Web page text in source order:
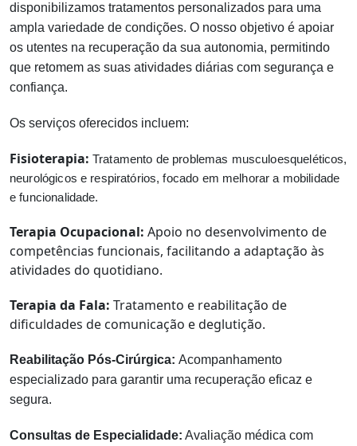
disponibilizamos tratamentos personalizados para uma
ampla variedade de condições. O nosso objetivo é apoiar
os utentes na recuperação da sua autonomia, permitindo
que retomem as suas atividades diárias com segurança e
confiança.
Os serviços oferecidos incluem:
Fisioterapia: Tratamento de problemas musculoesqueléticos,
neurológicos e respiratórios, focado em melhorar a mobilidade
e funcionalidade.
Terapia Ocupacional: Apoio no desenvolvimento de
competências funcionais, facilitando a adaptação às
atividades do quotidiano.
Terapia da Fala: Tratamento e reabilitação de
dificuldades de comunicação e deglutição.
Reabilitação Pós-Cirúrgica: Acompanhamento
especializado para garantir uma recuperação eficaz e
segura.
Consultas de Especialidade: Avaliação médica com